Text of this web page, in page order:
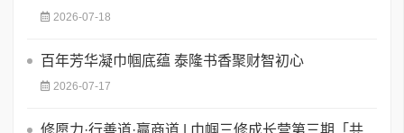
2026-07-18
百年芳华凝巾帼底蕴 泰隆书香聚财智初心
2026-07-17
修愿力·行善道·赢商道 | 巾帼三修成长营第三期「共